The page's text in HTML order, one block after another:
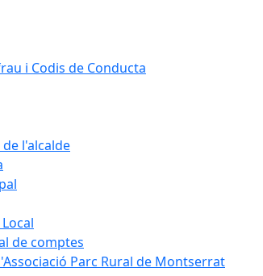
i Codis de Conducta
l'alcalde
de comptes
Parc Rural de Montserrat